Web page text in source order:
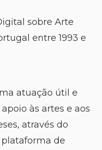
sobre Arte
entre 1993 e
atuação útil e
às artes e aos
através do
de